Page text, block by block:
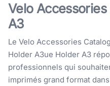
Velo
A3
Le Velo Accessories
Holder A3ue Holder A3
professionnels qui
imprimés grand format